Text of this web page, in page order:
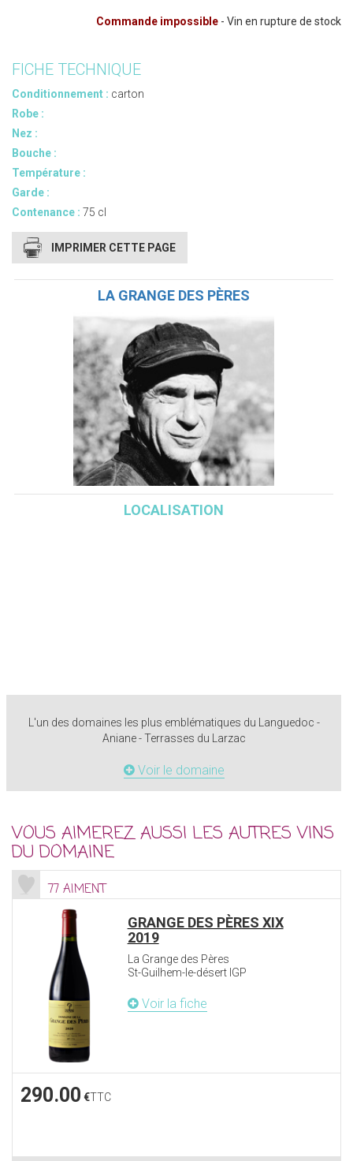
Commande impossible - Vin en rupture de stock
FICHE TECHNIQUE
Conditionnement : carton
Robe :
Nez :
Bouche :
Température :
Garde :
Contenance : 75 cl
IMPRIMER CETTE PAGE
LA GRANGE DES PÈRES
LOCALISATION
L'un des domaines les plus emblématiques du Languedoc -
Aniane - Terrasses du Larzac
Voir le domaine
VOUS AIMEREZ AUSSI LES AUTRES VINS
DU DOMAINE
77 AIMENT
GRANGE DES PÈRES XIX
2019
La Grange des Pères
St-Guilhem-le-désert IGP
Voir la fiche
290.00 €TTC